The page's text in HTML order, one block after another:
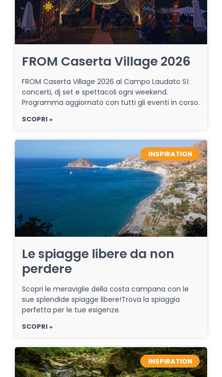
FROM Caserta Village 2026
FROM Caserta Village 2026 al Campo Laudato Sì:
concerti, dj set e spettacoli ogni weekend.
Programma aggiornato con tutti gli eventi in corso.
SCOPRI »
INSPIRATION
Le spiagge libere da non
perdere
Scopri le meraviglie della costa campana con le
sue splendide spiagge libere!Trova la spiaggia
perfetta per le tue esigenze.
SCOPRI »
INSPIRATION